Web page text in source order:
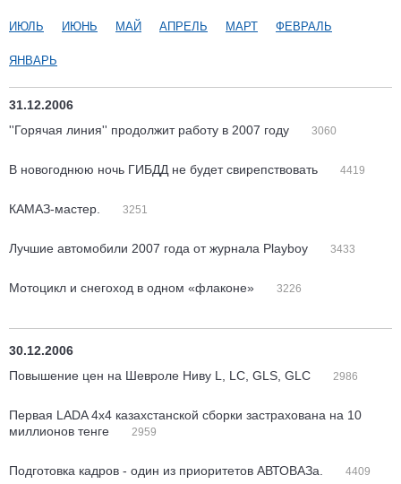
ИЮЛЬ ИЮНЬ МАЙ АПРЕЛЬ МАРТ ФЕВРАЛЬ
ЯНВАРЬ
31.12.2006
''Горячая линия'' продолжит работу в 2007 году
3060
В новогоднюю ночь ГИБДД не будет свирепствовать 4419
КАМАЗ-мастер. 3251
Лучшие автомобили 2007 года от журнала Playboy 3433
Мотоцикл и снегоход в одном «флаконе» 3226
30.12.2006
Повышение цен на Шевроле Ниву L, LC, GLS, GLC
2986
Первая LADA 4x4 казахстанской сборки застрахована на 10
миллионов тенге
2959
Подготовка кадров - один из приоритетов АВТОВАЗа. 4409